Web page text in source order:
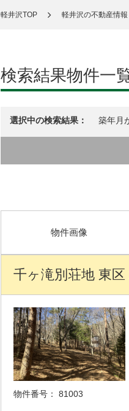
軽井沢TOP 軽井沢の不動産情報
検索結果物件一
選択中の検索結果： 築年月
物件画像
千ヶ滝別荘地 東区
物件番号： 81003